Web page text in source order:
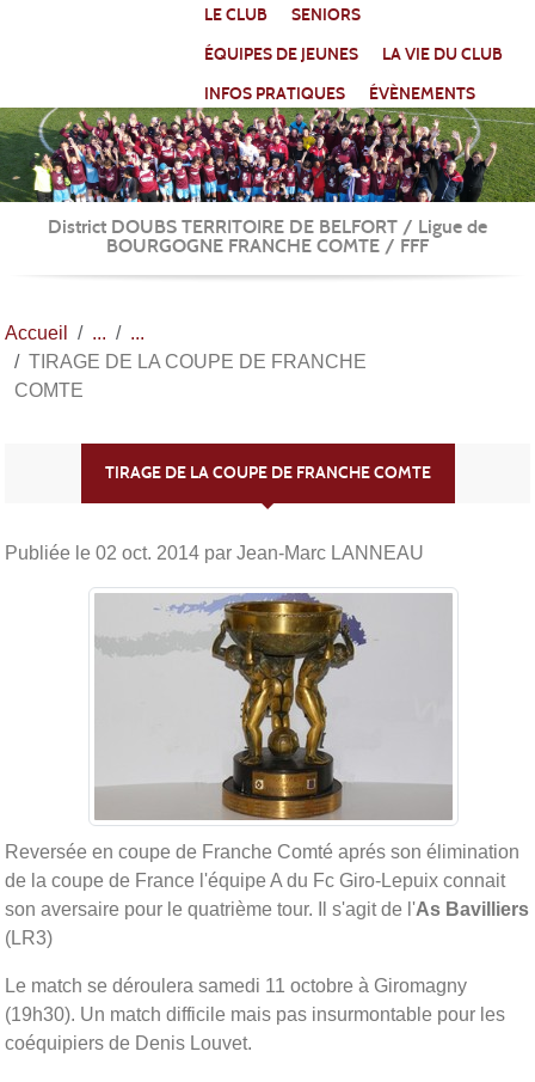
LE CLUB
SENIORS
ÉQUIPES DE JEUNES
LA VIE DU CLUB
INFOS PRATIQUES
ÉVÈNEMENTS
District DOUBS TERRITOIRE DE BELFORT / Ligue de
BOURGOGNE FRANCHE COMTE / FFF
Accueil
TIRAGE DE LA COUPE DE FRANCHE
COMTE
TIRAGE DE LA COUPE DE FRANCHE COMTE
Publiée le 02 oct. 2014 par Jean-Marc LANNEAU
Reversée en coupe de Franche Comté aprés son élimination
de la coupe de France l'équipe A du Fc Giro-Lepuix connait
son aversaire pour le quatrième tour. Il s'agit de l'As Bavilliers
(LR3)
Le match se déroulera samedi 11 octobre à Giromagny
(19h30). Un match difficile mais pas insurmontable pour les
coéquipiers de Denis Louvet.
Panneau de gestion des cookies